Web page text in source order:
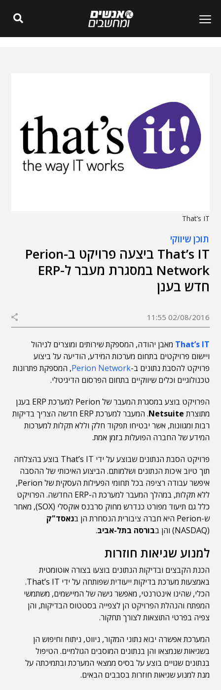
That’s IT
תוכן שיווקי
That’s IT ביצעה פרויקט ב-Perion
Network במסגרת מעבר ל-ERP
חדש בענן
02/08/2016 11:55
That’s IT מאבן יהודה, המספקת שירותים ומוצרים לניהול
ויישום פרויקטים בתחום מערכות המידע, הודיעה על ביצוע
פרויקט להסבת נתונים ב-Perion Network, המספקת פתרונות
טכנולוגיים וכלים שיווקיים בתחום הפרסום הדיגיטלי.
הפרויקט בוצע במסגרת המעבר של Perion למערכת ERP בענן
מתוצרת Netsuite
. המעבר למערכת ERP חדשה הצריך בדיקות
רבות ומגוונות, אשר יבטיחו תפקוד חלק וללא תקלות למערכות
המידע של החברה הפועלות בזמן אמת.
פרויקט הסבת הנתונים שבוצע על ידי That’s IT בוצע בהצלחה
תוך טיוב איכות הנתונים ושלמותם. הביצוע האיכותי של ההסבה
איפשר עבודה רציפה בכל תחומי הפעילות העסקית של Perion,
ללא תקלות, במהלך המעבר למערכת ה-ERP החדשה. הפרויקט
כלל גם תיעוד מפורט כנדרש מחוק סרבנס אוקסלי (SOX), מאחר
ש-Perion היא חברה ציבורית הנסחרת הן ב
נאסד"ק
(NASDAQ) והן ב
בורסה בתל-אביב.
למנוע שגיאות חוזרות
הכנת הקבצים ובדיקות הנתונים בוצעו בצורה אוטומטית
באמצעות מערכת בדיקות ייעודית שפותחה על ידי That’s IT.
הכלי, שהינו אינטרנטי, מאפשר גישה של המיישמים, משתמשי
המפתח והנהלת הפרויקט הן לצפייה בסטטוס הבדיקות, והן
צפיה בפרטי התוצאות לצורך תחקור.
המערכת אפשרה יבוא נתוני המקור, ניווט, ניתוח וחיפוש הן
בשגיאות שנמצאו והן בנתונים המוסבים הגולמיים. הטיפול
בנתונים שגויים בוצע על בסיס ממצאי המערכת ובתמיכתה על
מנת למנוע שגיאות חוזרות בסבבים הבאים.